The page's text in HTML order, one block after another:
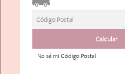
No sé mi Código Postal